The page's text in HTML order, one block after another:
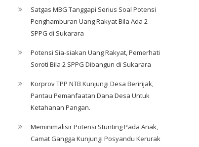
Satgas MBG Tanggapi Serius Soal Potensi
Penghamburan Uang Rakyat Bila Ada 2
SPPG di Sukarara
Potensi Sia-siakan Uang Rakyat, Pemerhati
Soroti Bila 2 SPPG Dibangun di Sukarara
Korprov TPP NTB Kunjungi Desa Beririjak,
Pantau Pemanfaatan Dana Desa Untuk
Ketahanan Pangan.
Meminimalisir Potensi Stunting Pada Anak,
Camat Gangga Kunjungi Posyandu Kerurak